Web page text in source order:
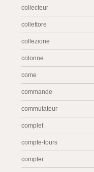
collecteur
collettore
collezione
colonne
come
commande
commutateur
complet
compte-tours
compter